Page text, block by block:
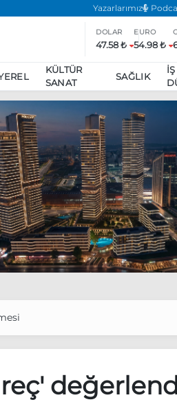
Yazarlarımız
DOLAR
47.58 ₺
EURO
54.98 ₺
KÜLTÜR
SANAT
SAĞLIK
İŞ
yasağı uzatıldı
Özgür Özel,
kararı aldı
Boykot